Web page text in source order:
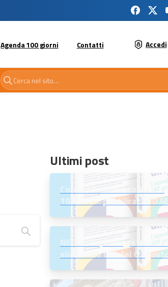
Agenda 100 giorni Contatti Accedi
Ultimi post
Concorso riservato D.M. n.
197/2023: pubblicati il
del 7 agosto 2026 e
scelta della regione
NEODS26 | La
slide della call del 6